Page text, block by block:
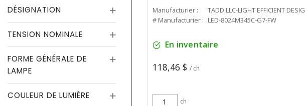
DÉSIGNATION
TENSION NOMINALE
FORME GÉNÉRALE DE
LAMPE
COULEUR DE LUMIÈRE
Manufacturier :
TADD LLC-LIGHT EFFICIENT DESIG
# Manufacturier : LED-8024M345C-G7-FW
En inventaire
118,46 $ / ch
ch